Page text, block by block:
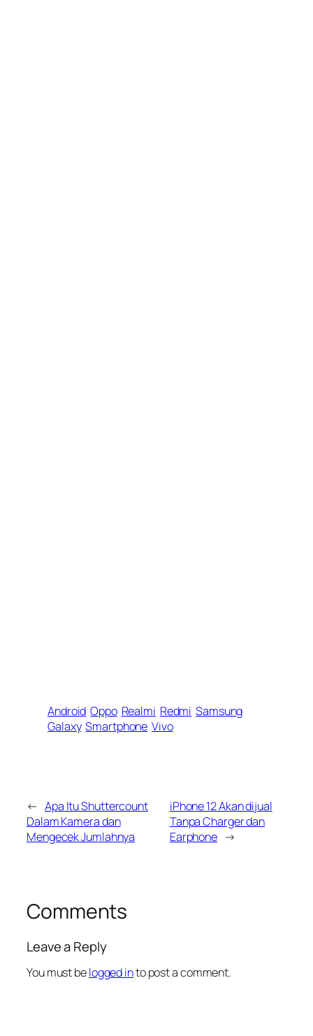
Android Oppo Realmi Redmi Samsung
Galaxy Smartphone Vivo
← Apa Itu Shuttercount
Dalam Kamera dan
Mengecek Jumlahnya
iPhone 12 Akan dijual
Tanpa Charger dan
Earphone →
Comments
Leave a Reply
You must belogged into post a comment.